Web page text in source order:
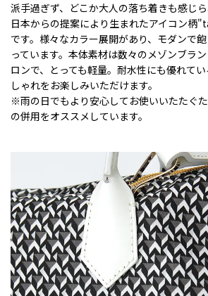
派手過ぎず、どこか大人の落ち着きも感じら
日本からの提案により生まれたアイコン柄
です。様々なカラー展開があり、モダンで
っています。本体素材は数々のメゾンブラ
ロンで、とっても軽量。耐水性にも優れて
しゃれをお楽しみいただけます。
※雨の日でもより安心してお使いいたたぐ
の併用をオススメしています。